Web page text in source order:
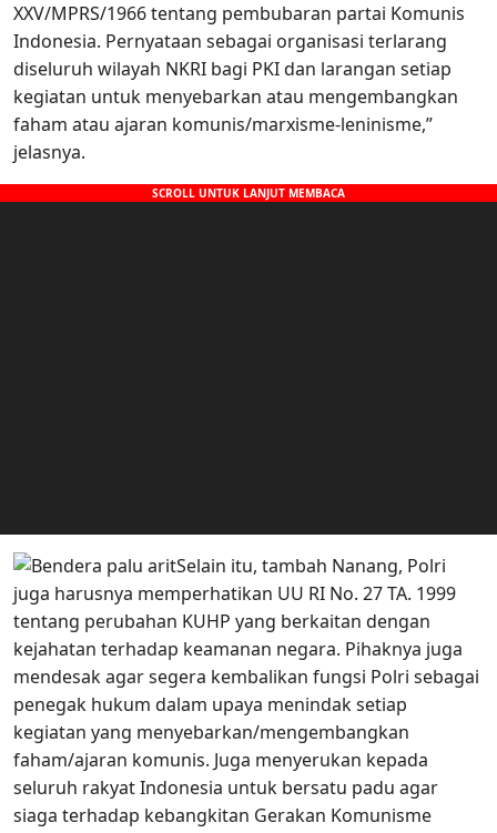
XXV/MPRS/1966 tentang pembubaran partai Komunis
Indonesia. Pernyataan sebagai organisasi terlarang
diseluruh wilayah NKRI bagi PKI dan larangan setiap
kegiatan untuk menyebarkan atau mengembangkan
faham atau ajaran komunis/marxisme-leninisme,”
jelasnya.
Selain itu, tambah Nanang, Polri
juga harusnya memperhatikan UU RI No. 27 TA. 1999
tentang perubahan KUHP yang berkaitan dengan
kejahatan terhadap keamanan negara. Pihaknya juga
mendesak agar segera kembalikan fungsi Polri sebagai
penegak hukum dalam upaya menindak setiap
kegiatan yang menyebarkan/mengembangkan
faham/ajaran komunis. Juga menyerukan kepada
seluruh rakyat Indonesia untuk bersatu padu agar
siaga terhadap kebangkitan Gerakan Komunisme